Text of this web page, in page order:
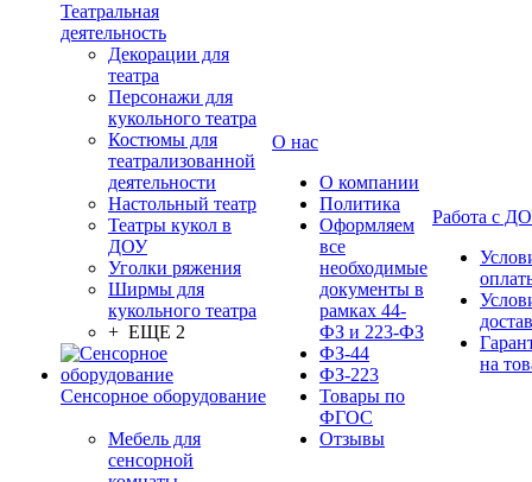
Театральная
деятельность
Декорации для
театра
Персонажи для
кукольного театра
Костюмы для
театрализованной
деятельности
Настольный театр
Театры кукол в
ДОУ
Уголки ряжения
Ширмы для
кукольного театра
+ ЕЩЕ 2
Сенсорное оборудование
Мебель для
сенсорной
О нас
О компании
Политика
Оформляем
все
необходимые
документы в
рамках 44-
ФЗ и 223-ФЗ
ФЗ-44
ФЗ-223
Товары по
ФГОС
Отзывы
Работа с
на